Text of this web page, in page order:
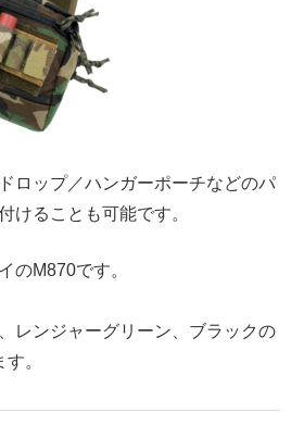
ロップ／ハンガーポーチなどのパ
けることも可能です。
のM870です。
レンジャーグリーン、ブラックの
。